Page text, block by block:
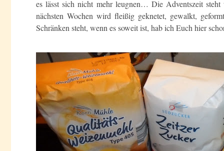
es lässt sich nicht mehr leugnen… Die Adventszeit
nächsten Wochen wird fleißig geknetet, gewalkt,
Schränken steht, wenn es soweit ist, hab ich Euch hier